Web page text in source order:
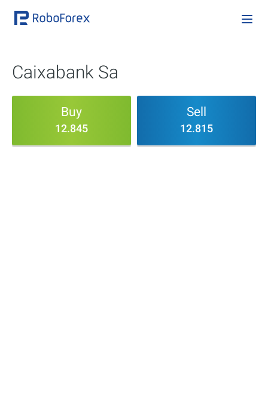
Caixabank Sa
Buy
12.845
Sell
12.815